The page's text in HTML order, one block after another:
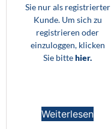
Sie nur als registrierter
Kunde. Um sich zu
registrieren oder
einzuloggen, klicken
Sie bittehier.
Weiterlesen